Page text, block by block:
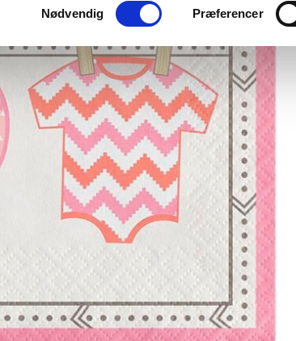
Nødvendig Præferencer
wishlist